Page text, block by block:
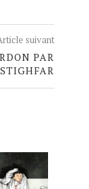
suivant
PAR